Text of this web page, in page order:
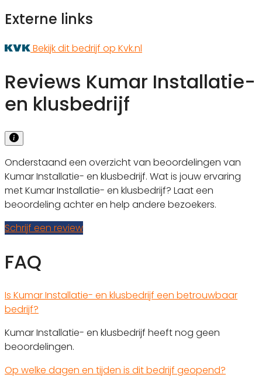
Externe links
Bekijk dit bedrijf op Kvk.nl
Reviews Kumar Installatie-
en klusbedrijf
Onderstaand een overzicht van beoordelingen van
Kumar Installatie- en klusbedrijf. Wat is jouw ervaring
met Kumar Installatie- en klusbedrijf? Laat een
beoordeling achter en help andere bezoekers.
Schrijf een review
FAQ
Is Kumar Installatie- en klusbedrijf een betrouwbaar
bedrijf?
Kumar Installatie- en klusbedrijf heeft nog geen
beoordelingen.
Op welke dagen en tijden is dit bedrijf geopend?